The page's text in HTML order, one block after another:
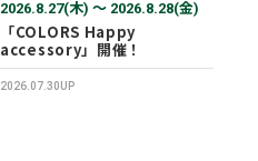
2026.8.27(木) 〜 2026.8.28(金)
「COLORS Happy
accessory」開催！
2026.07.30UP